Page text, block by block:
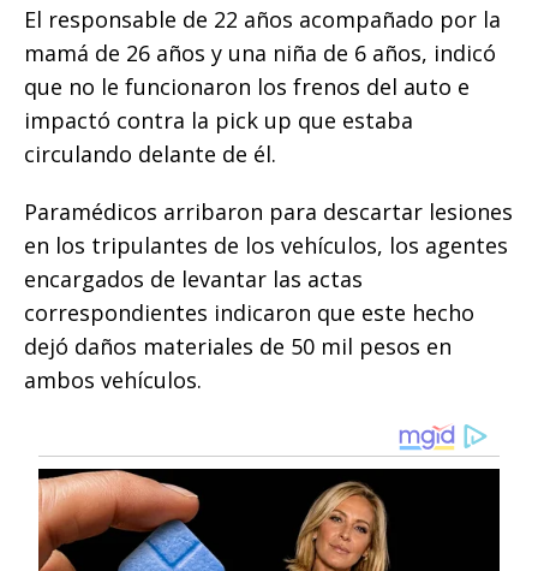
El responsable de 22 años acompañado por la
mamá de 26 años y una niña de 6 años, indicó
que no le funcionaron los frenos del auto e
impactó contra la pick up que estaba
circulando delante de él.
Paramédicos arribaron para descartar lesiones
en los tripulantes de los vehículos, los agentes
encargados de levantar las actas
correspondientes indicaron que este hecho
dejó daños materiales de 50 mil pesos en
ambos vehículos.